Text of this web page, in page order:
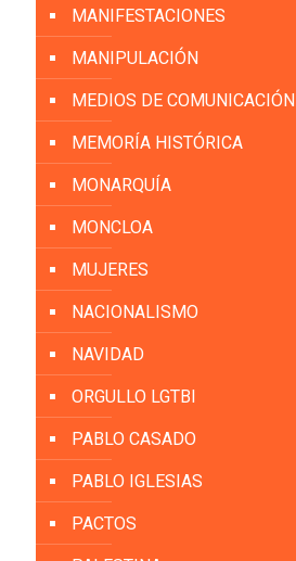
MANIFESTACIONES
MANIPULACIÓN
MEDIOS DE COMUNICACIÓN
MEMORÍA HISTÓRICA
MONARQUÍA
MONCLOA
MUJERES
NACIONALISMO
NAVIDAD
ORGULLO LGTBI
PABLO CASADO
PABLO IGLESIAS
PACTOS